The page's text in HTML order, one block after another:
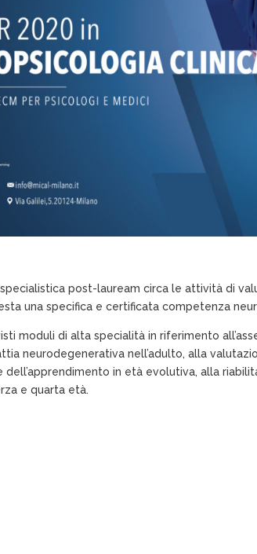
post-lauream circa le attività di
unaspecifica e certificata competenza
moduli di alta specialità in riferimento
neurodegenerativanell’adulto, alla
dell’apprendimento in età evolutiva, alla
e quarta età.